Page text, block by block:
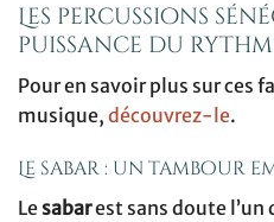
Les percussions
puissance du
Pour en savoir plus sur ces
musique, découvrez-le.
Le sabar : un tambour
Le sabarest sans doute